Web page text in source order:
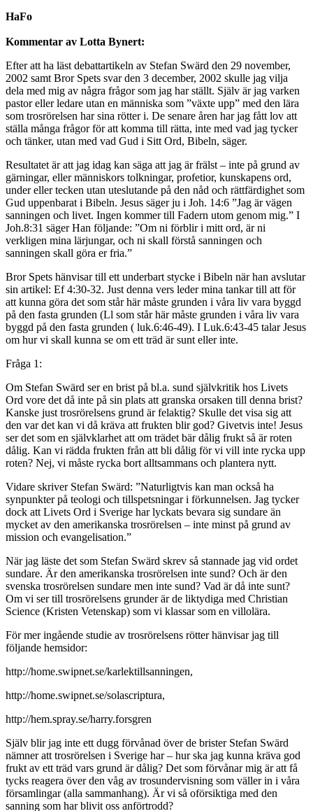
HaFo
Kommentar av Lotta Bynert:
Efter att ha läst debattartikeln av Stefan Swärd den 29 november,
2002 samt Bror Spets svar den 3 december, 2002 skulle jag vilja
dela med mig av några frågor som jag har ställt. Själv är jag varken
pastor eller ledare utan en människa som ”växte upp” med den lära
som trosrörelsen har sina rötter i. De senare åren har jag fått lov att
ställa många frågor för att komma till rätta, inte med vad jag tycker
och tänker, utan med vad Gud i Sitt Ord, Bibeln, säger.
Resultatet är att jag idag kan säga att jag är frälst – inte på grund av
gärningar, eller människors tolkningar, profetior, kunskapens ord,
under eller tecken utan uteslutande på den nåd och rättfärdighet som
Gud uppenbarat i Bibeln. Jesus säger ju i Joh. 14:6 ”Jag är vägen
sanningen och livet. Ingen kommer till Fadern utom genom mig.” I
Joh.8:31 säger Han följande: ”Om ni förblir i mitt ord, är ni
verkligen mina lärjungar, och ni skall förstå sanningen och
sanningen skall göra er fria.”
Bror Spets hänvisar till ett underbart stycke i Bibeln när han avslutar
sin artikel: Ef 4:30-32. Just denna vers leder mina tankar till att för
att kunna göra det som står här måste grunden i våra liv vara byggd
på den fasta grunden (Ll som står här måste grunden i våra liv vara
byggd på den fasta grunden ( luk.6:46-49). I Luk.6:43-45 talar Jesus
om hur vi skall kunna se om ett träd är sunt eller inte.
Fråga 1:
Om Stefan Swärd ser en brist på bl.a. sund självkritik hos Livets
Ord vore det då inte på sin plats att granska orsaken till denna brist?
Kanske just trosrörelsens grund är felaktig? Skulle det visa sig att
den var det kan vi då kräva att frukten blir god? Givetvis inte! Jesus
ser det som en självklarhet att om trädet bär dålig frukt så är roten
dålig. Kan vi rädda frukten från att bli dålig för vi vill inte rycka upp
roten? Nej, vi måste rycka bort alltsammans och plantera nytt.
Vidare skriver Stefan Swärd: ”Naturligtvis kan man också ha
synpunkter på teologi och tillspetsningar i förkunnelsen. Jag tycker
dock att Livets Ord i Sverige har lyckats bevara sig sundare än
mycket av den amerikanska trosrörelsen – inte minst på grund av
mission och evangelisation.”
När jag läste det som Stefan Swärd skrev så stannade jag vid ordet
sundare. Är den amerikanska trosrörelsen inte sund? Och är den
svenska trosrörelsen sundare men inte sund? Vad är då inte sunt?
Om vi ser till trosrörelsens grunder är de liktydiga med Christian
Science (Kristen Vetenskap) som vi klassar som en villolära.
För mer ingående studie av trosrörelsens rötter hänvisar jag till
följande hemsidor:
http://home.swipnet.se/karlektillsanningen,
http://home.swipnet.se/solascriptura,
http://hem.spray.se/harry.forsgren
Själv blir jag inte ett dugg förvånad över de brister Stefan Swärd
nämner att trosrörelsen i Sverige har – hur ska jag kunna kräva god
frukt av ett träd vars grund är dålig? Det som förvånar mig är att få
tycks reagera över den våg av trosundervisning som väller in i våra
församlingar (alla sammanhang). Är vi så oförsiktiga med den
sanning som har blivit oss anförtrodd?